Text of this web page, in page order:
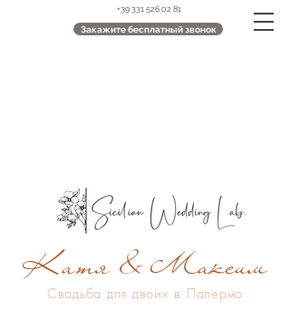
+39 331 526 02 81
Закажите бесплатный звонок
Катя & Максим
Свадьба для двоих в Палермо